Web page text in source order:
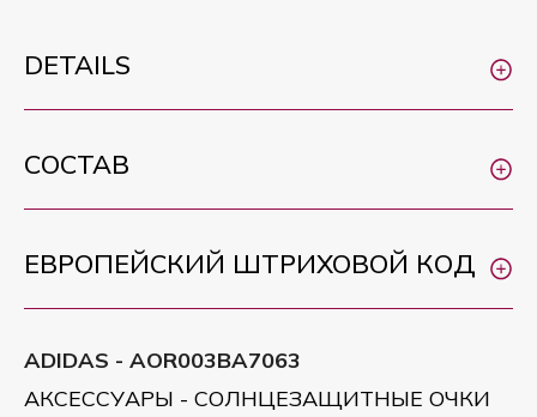
DETAILS
СОСТАВ
ЕВРОПЕЙСКИЙ ШТРИХОВОЙ КОД
ADIDAS - AOR003BA7063
АКСЕССУАРЫ - СОЛНЦЕЗАЩИТНЫЕ ОЧКИ